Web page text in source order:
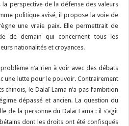
perspective de la défense des valeurs
politique avisé, il propose la voie de
une vraie paix. Elle permettrait de
de demain qui concernent tous les
nationalités et croyances.
n’a rien à voir avec des débats
une lutte pour le pouvoir. Contrairement
le Dalaï Lama n’a pas l’ambition
dépassé et ancien. La question du
de la personne du Dalaï Lama : il s’agit
dont les droits ont été confisqués